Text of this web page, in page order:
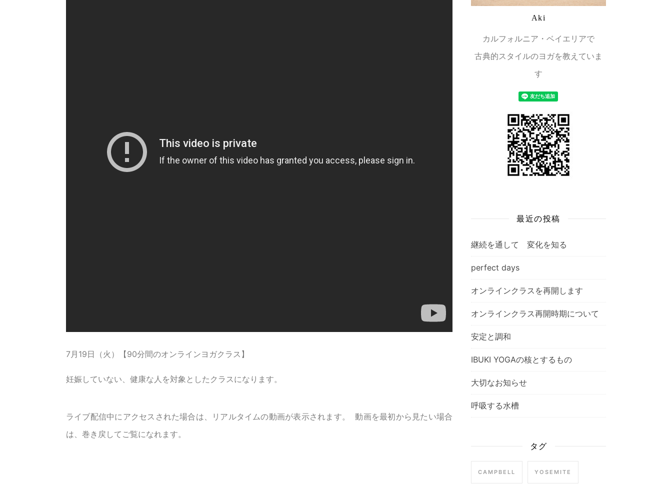
7月19日（火）【90分間のオンラインヨガクラス】
妊娠していない、健康な人を対象としたクラスになります。
ライブ配信中にアクセスされた場合は、リアルタイムの動画が表示されます。 動画を最初から見たい場合
は、巻き戻してご覧になれます。
Aki
カルフォルニア・ベイエリアで
古典的スタイルのヨガを教えていま
す
最近の投稿
継続を通して 変化を知る
perfect days
オンラインクラスを再開します
オンラインクラス再開時期について
安定と調和
IBUKI YOGAの核とするもの
大切なお知らせ
呼吸する水槽
タグ
CAMPBELL YOSEMITE